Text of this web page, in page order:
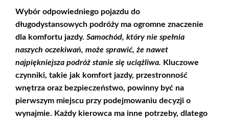
Wybór odpowiedniego pojazdu do
długodystansowych podróżyma ogromne znaczenie
dla komfortu jazdy. Samochód, który nie spełnia
naszych oczekiwań, może sprawić, że nawet
najpiękniejsza podróż stanie się uciążliwa. Kluczowe
czynniki, takie jak komfort jazdy, przestronność
wnętrza oraz bezpieczeństwo, powinny być na
pierwszym miejscu przy podejmowaniu decyzji o
wynajmie. Każdy kierowca ma inne potrzeby, dlatego